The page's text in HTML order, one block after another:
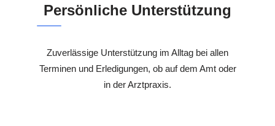
Persönliche Unterstützung
Zuverlässige Unterstützung im Alltag bei allen
Terminen und Erledigungen, ob auf dem Amt oder
in der Arztpraxis.